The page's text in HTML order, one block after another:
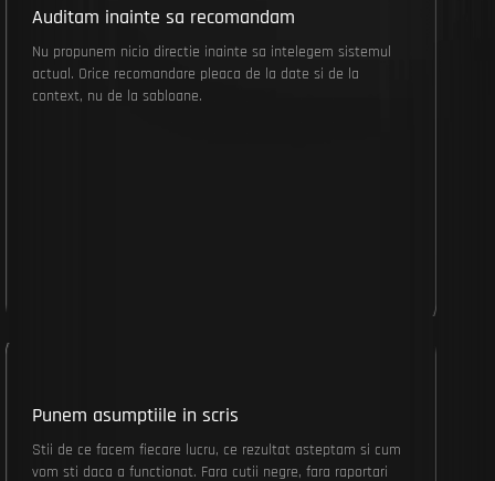
Auditam inainte sa recomandam
Nu propunem nicio directie inainte sa intelegem sistemul
actual. Orice recomandare pleaca de la date si de la
context, nu de la sabloane.
Punem asumptiile in scris
Stii de ce facem fiecare lucru, ce rezultat asteptam si cum
vom sti daca a functionat. Fara cutii negre, fara raportari